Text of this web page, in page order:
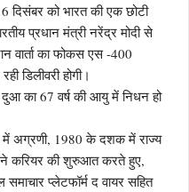
6 दिसंबर को भारत की एक छोटी
प्रधान मंत्री नरेंद्र मोदी से
वार्ता का फोकस एस -400
डिलीवरी होगी।
दुआ का 67 वर्ष की आयु में निधन हो
में अग्रणी, 1980 के दशक में राज्य
करियर की शुरुआत करते हुए,
प्लेटफॉर्म द वायर सहित